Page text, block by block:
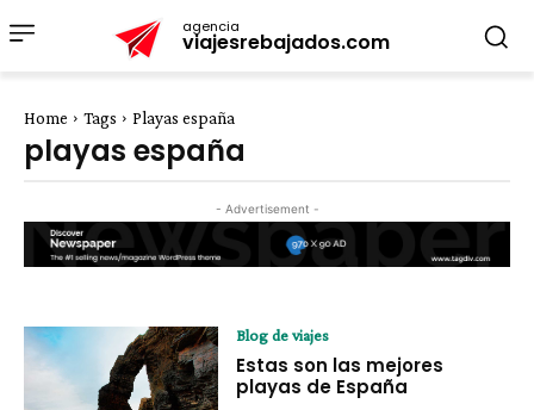
agencia
viajesrebajados.com
Home Tags Playas españa
playas españa
- Advertisement -
Blog de viajes
Estas son las mejores
playas de España